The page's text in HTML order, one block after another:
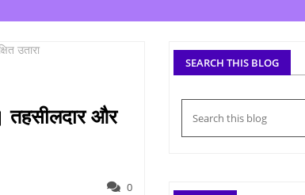
उतारा
तहसीलदार और
0
SEARCH THIS BLOG